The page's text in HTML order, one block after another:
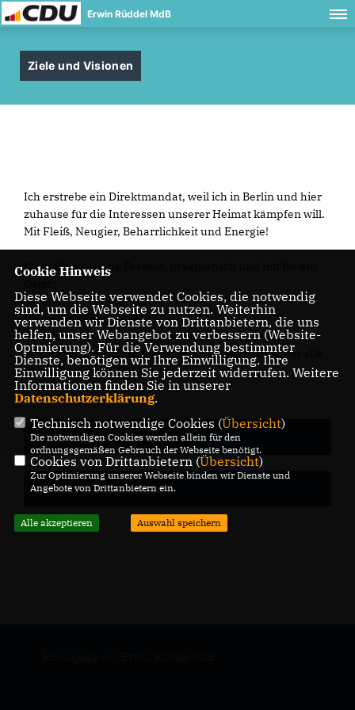
Erwin Rüddel MdB
Ziele und Visionen
Ich erstrebe ein Direktmandat, weil ich in Berlin und hier
zuhause für die Interessen unserer Heimat kämpfen will.
Mit Fleiß, Neugier, Beharrlichkeit und Energie!
Ohne ideologische Fesseln, pragmatisch und mit freiem
Wer mich kennt, weiß:
Ich kümmere mich um die Menschen. Und um den
Wahlkreis. Ich will auch künftig Ansprechpartner für alle
Bürgerinnen und Bürger sein.
Politik für die Heimat
Politik für Deutschland
Cookie Hinweis
Diese Webseite verwendet Cookies, die notwendig
sind, um die Webseite zu nutzen. Weiterhin
verwenden wir Dienste von Drittanbietern, die uns
helfen, unser Webangebot zu verbessern (Website-
Optmierung). Für die Verwendung bestimmter
Dienste, benötigen wir Ihre Einwilligung. Ihre
Einwilligung können Sie jederzeit widerrufen. Weitere
Informationen finden Sie in unserer
Datenschutzerklärung.
Technisch notwendige Cookies (Übersicht)
Die notwendigen Cookies werden allein für den
ordnungsgemäßen Gebrauch der Webseite benötigt.
Cookies von Drittanbietern (Übersicht)
Zur Optimierung unserer Webseite binden wir Dienste und
Angebote von Drittanbietern ein.
Alle akzeptieren Auswahl speichern